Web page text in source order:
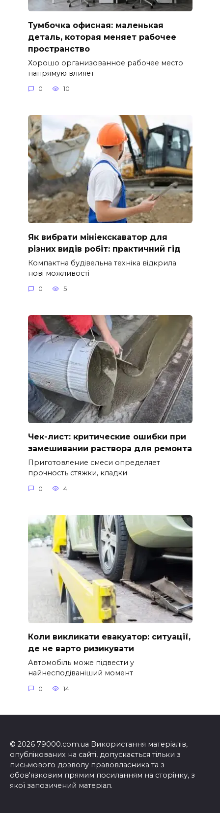
Тумбочка офисная: маленькая
деталь, которая меняет рабочее
пространство
Хорошо организованное рабочее место
напрямую влияет
0 10
Як вибрати мініекскаватор для
різних видів робіт: практичний гід
Компактна будівельна техніка відкрила
нові можливості
0 5
Чек-лист: критические ошибки при
замешивании раствора для ремонта
Приготовление смеси определяет
прочность стяжки, кладки
0 4
Коли викликати евакуатор: ситуації,
де не варто ризикувати
Автомобіль може підвести у
найнесподіваніший момент
0 14
© 2026 79000.com.ua Використання матеріалів,
опублікованих на сайті, допускається тільки з
письмового дозволу правовласника та з
обов'язковим прямим посиланням на сторінку, з
якої запозичений матеріал.